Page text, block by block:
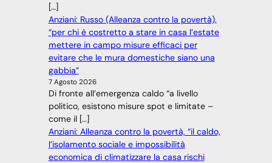
[…]
Anziani: Russo (Alleanza contro la povertà),
“per chi è costretto a stare in casa l’estate
mettere in campo misure efficaci per
evitare che le mura domestiche siano una
gabbia”
7 Agosto 2026
Di fronte all’emergenza caldo “a livello
politico, esistono misure spot e limitate –
come il […]
Anziani: Alleanza contro la povertà, “il caldo,
l’isolamento sociale e impossibilità
economica di climatizzare la casa rischi